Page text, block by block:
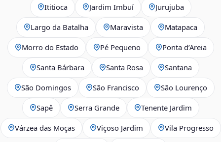
Ititioca Jardim Imbuí Jurujuba
Largo da Batalha Maravista Matapaca
Morro do Estado Pé Pequeno Ponta d’Areia
Santa Bárbara Santa Rosa Santana
São Domingos São Francisco São Lourenço
Sapê Serra Grande Tenente Jardim
Várzea das Moças Viçoso Jardim Vila Progresso